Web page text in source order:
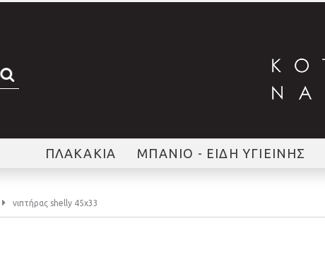
ΠΛΑΚΑΚΙΑ ΜΠΑΝΙΟ - ΕΙΔΗ ΥΓΙΕΙΝΗΣ
νιπτήρας shelly 45x33